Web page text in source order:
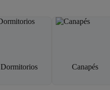
Dormitorios Canapés